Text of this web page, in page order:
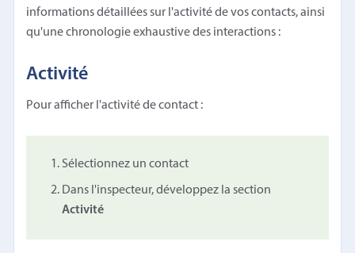
informations détaillées sur l'activité de vos contacts, ainsi
qu'une chronologie exhaustive des interactions :
Activité
Pour afficher l'activité de contact :
Sélectionnez un contact
Dans l'inspecteur, développez la section
Activité